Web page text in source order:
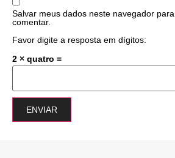
Salvar meus dados neste navegador
comentar.
Favor digite a resposta em dígitos:
2 × quatro =